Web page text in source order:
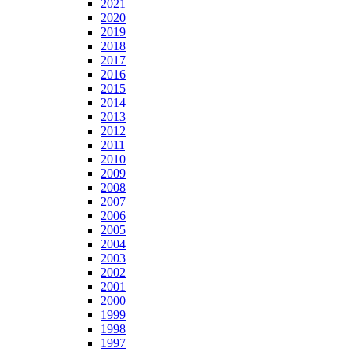
2021
2020
2019
2018
2017
2016
2015
2014
2013
2012
2011
2010
2009
2008
2007
2006
2005
2004
2003
2002
2001
2000
1999
1998
1997